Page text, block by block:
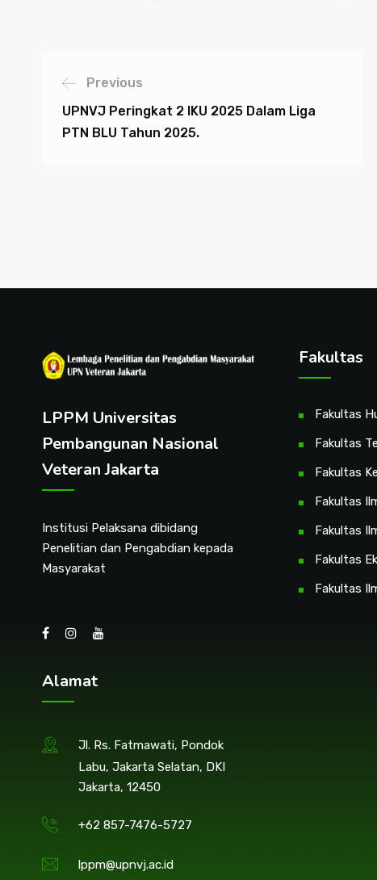
Previous
UPNVJ Peringkat 2 IKU 2025 Dalam Liga
PTN BLU Tahun 2025.
LPPM Universitas
Pembangunan Nasional
Veteran Jakarta
Institusi Pelaksana dibidang
Penelitian dan Pengabdian kepada
Masyarakat
Alamat
Jl. Rs. Fatmawati, Pondok
Labu, Jakarta Selatan, DKI
Jakarta, 12450
+62 857-7476-5727
lppm@upnvj.ac.id
Fakultas
Fakultas
Fakultas
Fakultas
Fakultas
Fakultas
Fakultas
Fakultas